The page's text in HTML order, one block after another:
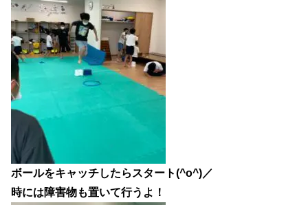
ボールをキャッチしたらスタート(^o^)／
時には障害物も置いて行うよ！